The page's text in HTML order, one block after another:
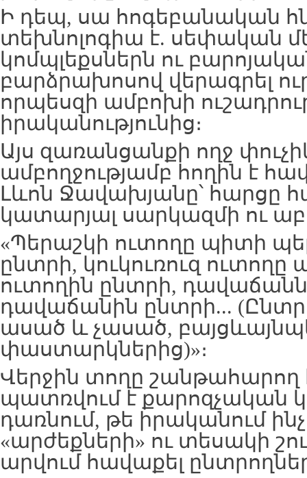
Ի դեպ, սա հոգեբանական
տեխնոլոգիա է. սեփական
կոմպլեքսներն ու
բարձրախոսով վերագրել
որպեսզի ամբոխի
իրականությունից։
Այս զառանցանքի ողջ
ամբողջությամբ հողին է
Լևոն Ջավախյանը՝ հարցը
կատարյալ սարկազմի ու
«Պերաշկի ուտողը պիտի
ընտրի, կուկուռուզ ուտողը
ուտողին ընտրի,
դավաճանին ընտրի...
ասած և չասած,
փաստարկներից)»։
Վերջին տողը շանթահարող
պատռվում է քարոզչական
դառնում, թե իրականում
«արժեքների» ու տեսակի
արվում հավաքել